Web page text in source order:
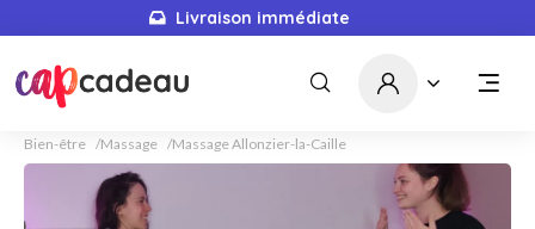
Livraison immédiate
Bien-être Massage Massage Allonzier-la-Caille